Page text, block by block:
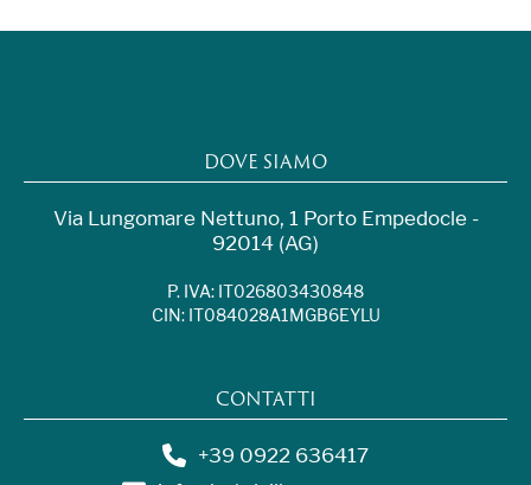
DOVE SIAMO
Via Lungomare Nettuno, 1 Porto Empedocle -
92014 (AG)
P. IVA: IT026803430848
CIN: IT084028A1MGB6EYLU
CONTATTI
+39 0922 636417